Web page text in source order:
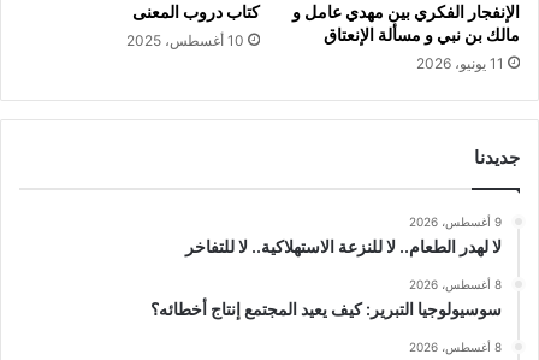
الإنفجار الفكري بين مهدي عامل و
مالك بن نبي و مسألة الإنعتاق
11 يونيو، 2026
كتاب دروب المعنى
10 أغسطس، 2025
جديدنا
9 أغسطس، 2026
لا لهدر الطعام.. لا للنزعة الاستهلاكية.. لا للتفاخر
8 أغسطس، 2026
سوسيولوجيا التبرير: كيف يعيد المجتمع إنتاج أخطائه؟
8 أغسطس، 2026